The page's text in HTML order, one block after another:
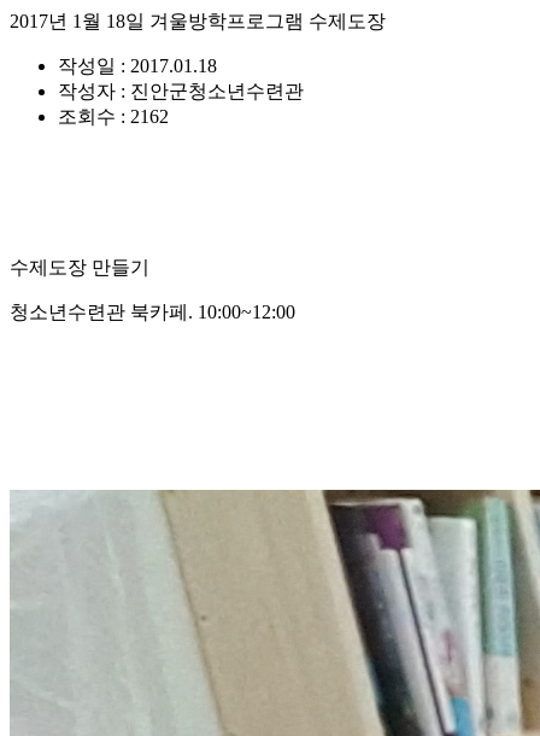
2017년 1월 18일 겨울방학프로그램 수제도장
작성일 : 2017.01.18
작성자 : 진안군청소년수련관
조회수 : 2162
수제도장 만들기
청소년수련관 북카페. 10:00~12:00